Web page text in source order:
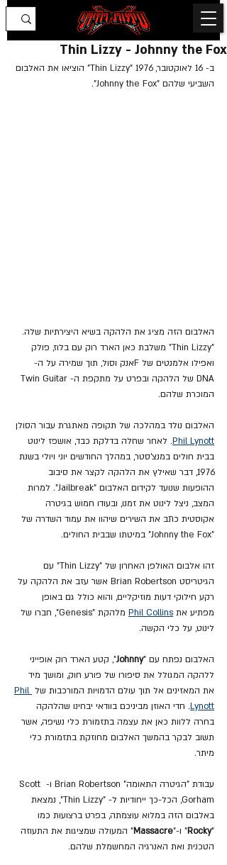
Thin Lizzy - Johnny the Fox
ב- 16 לאוקטובר, 1976 "Thin Lizzy" הוציאו את האלבום
השביעי שלהם "Johnny the Fox".
האלבום הזה מציג את הלהקה בשיא היצירתיות שלה.
"Thin Lizzy" משלבת כאן הארד רוק עם בלוז, פולק
ואפילו אלמנטים של Fאנק וסול, תוך שמירה על ה-
המוכרת שלהם.
האלבום נולד במהלכה של תקופה מאתגרת עבור הסולן
Phil Lynott. לאחר שחלה בדלקת כבד, אושפז לינוט
בבית חולים במנצ'סטר, במהלך החודשים יוני ויולי בשנת
1976, דבר שאילץ את הלהקה לקצר את סיבוב
ההופעות שנועד לקידום האלבום "Jailbreak". למרות
המצב, ניצל לינוט את זמנו, ובעודו חמוש בגיטרה
אקוסטית כתב את השירים שיהוו את עמוד השדרה של
"Johnny the Fox" במיטתו שבבית החולים.
זהו אלבום האולפן האחרון של "Thin Lizzy" עם
הגיטריסט Brian Robertson אשר עזב את הלהקה על
רקע חילוקי דעות מוזיקליים, והוא כולל גם באופן
מפתיע את Phil Collins
מלהקת "Genesis", חברו של
לינוט, על כלי הקשה.
האלבום נפתח עם "Johnny", קטע הארד רוק אופייני
ללהקה המגולל את סיפורו של פורע חוק, ומושך מיד
את המאזינים אל תוך עולם הדמויות המורכבות של Phil
Lynott. חדי האוזן מביניכם בוודאי יבחינו שהלהקה
בחרה ללוות כאן את עצמה בתזמורת כלי נשיפה, אשר
תשוב לבקר בהמשך האלבום מחוזקת בתזמורת כלי
מיתר.
עבודת "הגיטרה התאומה" Brian Robertson ו- Scott
Gorham, הכל-כך ייחודיות ל- "Thin Lizzy", נמצאת
באלבום הזה במלוא עוצמתה, בפרט ברצועות כמו
"
Rocky" ו-"Massacre" המעולה שמציגות את התעוזה
הטכנית ואת האנרגיה המחשמלת שלהם.